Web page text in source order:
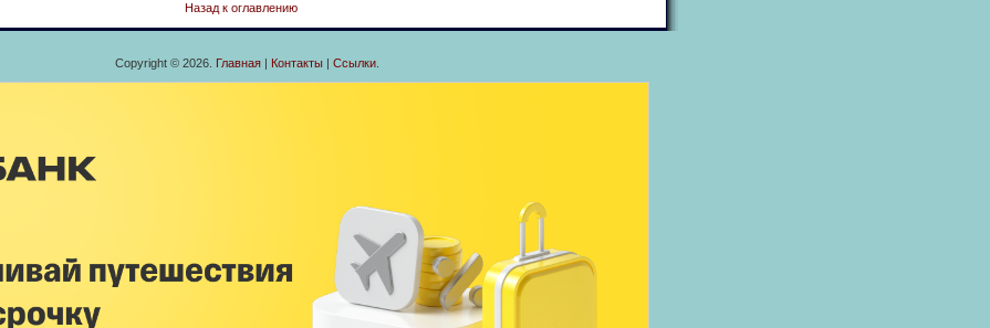
Назад к оглавлению
Copyright © 2026. Главная| Контакты| Ссылки.